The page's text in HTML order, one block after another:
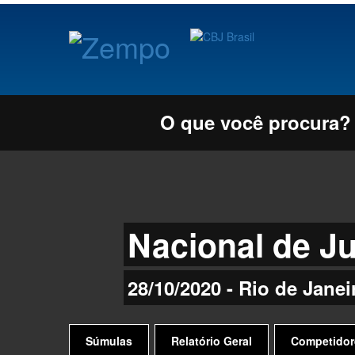
O que você procura?
Nacional de
28/10/2020 - Rio de
Súmulas Relatório Geral